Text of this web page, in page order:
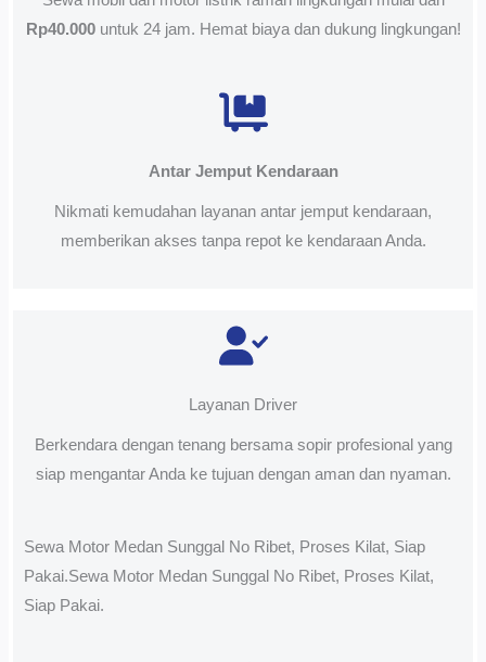
Rp40.000untuk 24 jam. Hemat biaya dan dukung lingkungan!
Antar Jemput Kendaraan
Nikmati kemudahan layanan antar jemput kendaraan,
memberikan akses tanpa repot ke kendaraan Anda.
Layanan Driver
Berkendara dengan tenang bersama sopir profesional yang
siap mengantar Anda ke tujuan dengan aman dan nyaman.
Sewa Motor Medan Sunggal No Ribet, Proses Kilat, Siap
Pakai.Sewa Motor Medan Sunggal No Ribet, Proses Kilat,
Siap Pakai.